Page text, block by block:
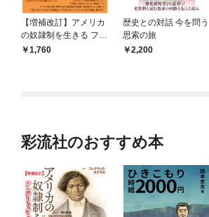
【増補改訂】アメリカ
の奴隷制を生きる フレ
デリック・ダグラス自
1,760
歴史との対話 今を問う
思索の旅
2,200
彩流社のおすすめ本